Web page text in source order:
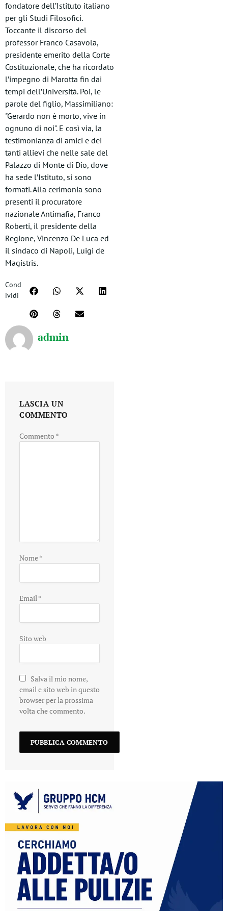
fondatore dell’Istituto italiano
per gli Studi Filosofici.
Toccante il discorso del
professor Franco Casavola,
presidente emerito della Corte
Costituzionale, che ha ricordato
l’impegno di Marotta fin dai
tempi dell’Università. Poi, le
parole del figlio, Massimiliano:
"Gerardo non è morto, vive in
ognuno di noi". E così via, la
testimonianza di amici e dei
tanti allievi che nelle sale del
Palazzo di Monte di Dio, dove
ha sede l’Istituto, si sono
formati. Alla cerimonia sono
presenti il procuratore
nazionale Antimafia, Franco
Roberti, il presidente della
Regione, Vincenzo De Luca ed
il sindaco di Napoli, Luigi de
Magistris.
Cond
ividi
admin
LASCIA UN
COMMENTO
Commento *
Nome*
Email*
Sito web
Salva il mio nome,
email e sito web in questo
browser per la prossima
volta che commento.